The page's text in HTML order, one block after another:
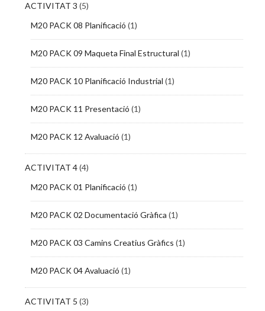
ACTIVITAT 3 (5)
M20 PACK 08 Planificació (1)
M20 PACK 09 Maqueta Final Estructural (1)
M20 PACK 10 Planificació Industrial (1)
M20 PACK 11 Presentació (1)
M20 PACK 12 Avaluació (1)
ACTIVITAT 4(4)
M20 PACK 01 Planificació (1)
M20 PACK 02 Documentació Gràfica (1)
M20 PACK 03 Camins Creatius Gràfics (1)
M20 PACK 04 Avaluació (1)
ACTIVITAT 5 (3)